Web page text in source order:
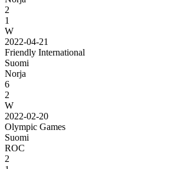
2
1
W
2022-04-21
Friendly International
Suomi
Norja
6
2
W
2022-02-20
Olympic Games
Suomi
ROC
2